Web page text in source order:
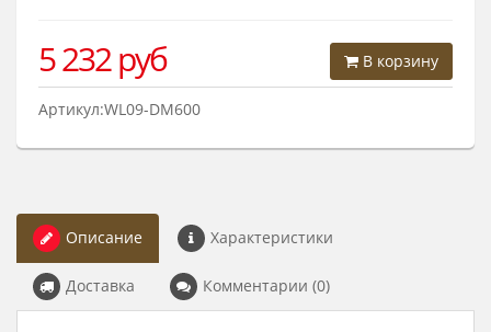
В корзину
5 232руб
Артикул:WL09-DM600
Описание Характеристики
Доставка Комментарии (0)